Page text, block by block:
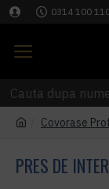
0314 100
Covorase
PRES DE